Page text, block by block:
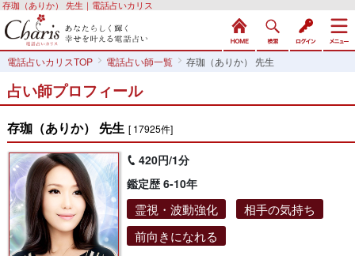
存珈（ありか） 先生｜電話占いカリス
電話占いカリスTOP 電話占い師一覧 存珈（ありか） 先生
占い師プロフィール
存珈（ありか） 先生 [ 17925件]
420円/1分
鑑定歴 6-10年
霊視・波動強化
相手の気持ち
前向きになれる